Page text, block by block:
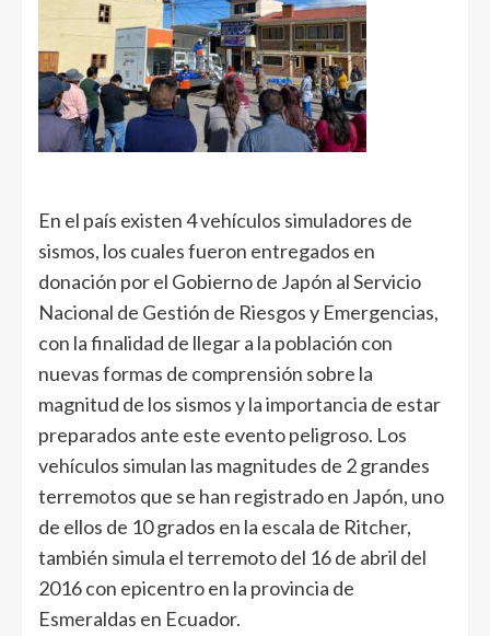
En el país existen 4 vehículos simuladores de
sismos, los cuales fueron entregados en
donación por el Gobierno de Japón al Servicio
Nacional de Gestión de Riesgos y Emergencias,
con la finalidad de llegar a la población con
nuevas formas de comprensión sobre la
magnitud de los sismos y la importancia de estar
preparados ante este evento peligroso. Los
vehículos simulan las magnitudes de 2 grandes
terremotos que se han registrado en Japón, uno
de ellos de 10 grados en la escala de Ritcher,
también simula el terremoto del 16 de abril del
2016 con epicentro en la provincia de
Esmeraldas en Ecuador.